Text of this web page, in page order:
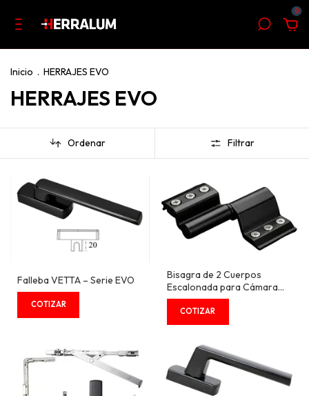
0
Inicio . HERRAJES EVO
HERRAJES EVO
Ordenar Filtrar
Falleba VETTA – Serie EVO
Bisagra de 2 Cuerpos
Escalonada para Cámara
Europea 15/20